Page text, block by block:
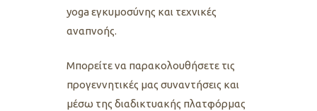
yoga εγκυμοσύνης και τεχνικές
αναπνοής.
Μπορείτε να παρακολουθήσετε τις
προγεννητικές μας συναντήσεις και
μέσω της διαδικτυακής πλατφόρμας